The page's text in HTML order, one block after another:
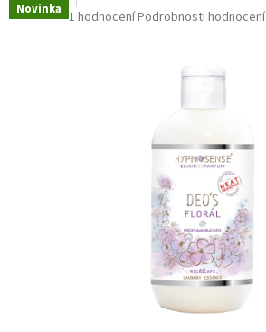
Novinka Průměrné
1 hodnoceníPodrobnosti hodnocení